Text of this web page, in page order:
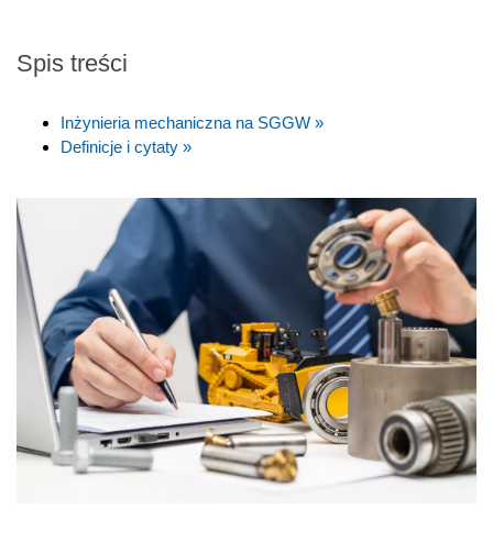
Spis treści
Inżynieria mechaniczna na SGGW »
Definicje i cytaty »